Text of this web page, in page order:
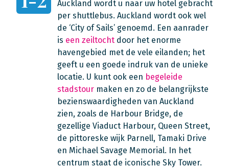
Auckland wordt u naar uw hotel gebracht
per shuttlebus. Auckland wordt ook wel
de ‘City of Sails’ genoemd. Een aanrader
is een zeiltocht door het enorme
havengebied met de vele eilanden; het
geeft u een goede indruk van de unieke
locatie. U kunt ook een begeleide
stadstour maken en zo de belangrijkste
bezienswaardigheden van Auckland
zien, zoals de Harbour Bridge, de
gezellige Viaduct Harbour, Queen Street,
de pittoreske wijk Parnell, Tamaki Drive
en Michael Savage Memorial. In het
centrum staat de iconische Sky Tower.